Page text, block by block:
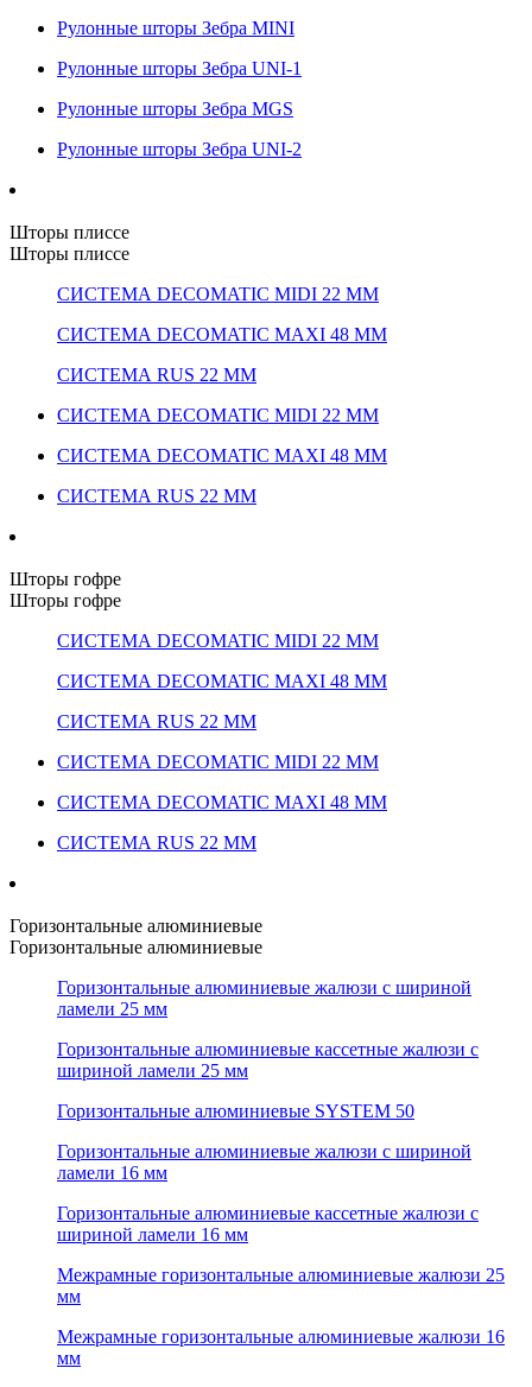
Рулонные шторы Зебра MINI
Рулонные шторы Зебра UNI-1
Рулонные шторы Зебра MGS
Рулонные шторы Зебра UNI-2
Шторы плиссе
Шторы плиссе
СИСТЕМА DECOMATIC MIDI 22 ММ
СИСТЕМА DECOMATIC MAXI 48 ММ
СИСТЕМА RUS 22 ММ
СИСТЕМА DECOMATIC MIDI 22 ММ
СИСТЕМА DECOMATIC MAXI 48 ММ
СИСТЕМА RUS 22 ММ
Шторы гофре
Шторы гофре
СИСТЕМА DECOMATIC MIDI 22 ММ
СИСТЕМА DECOMATIC MAXI 48 ММ
СИСТЕМА RUS 22 ММ
СИСТЕМА DECOMATIC MIDI 22 ММ
СИСТЕМА DECOMATIC MAXI 48 ММ
СИСТЕМА RUS 22 ММ
Горизонтальные алюминиевые
Горизонтальные алюминиевые
Горизонтальные алюминиевые жалюзи с шириной
ламели 25 мм
Горизонтальные алюминиевые кассетные жалюзи с
шириной ламели 25 мм
Горизонтальные алюминиевые SYSTEM 50
Горизонтальные алюминиевые жалюзи с шириной
ламели 16 мм
Горизонтальные алюминиевые кассетные жалюзи с
шириной ламели 16 мм
Межрамные горизонтальные алюминиевые жалюзи 25
мм
Межрамные горизонтальные алюминиевые жалюзи 16
мм